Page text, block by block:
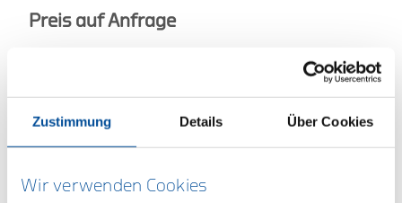
Zustimmung Details Über Cookies
Wir verwenden Cookies
Preis auf Anfrage
ONLINE KAUFEN
HÄNDLER FINDEN